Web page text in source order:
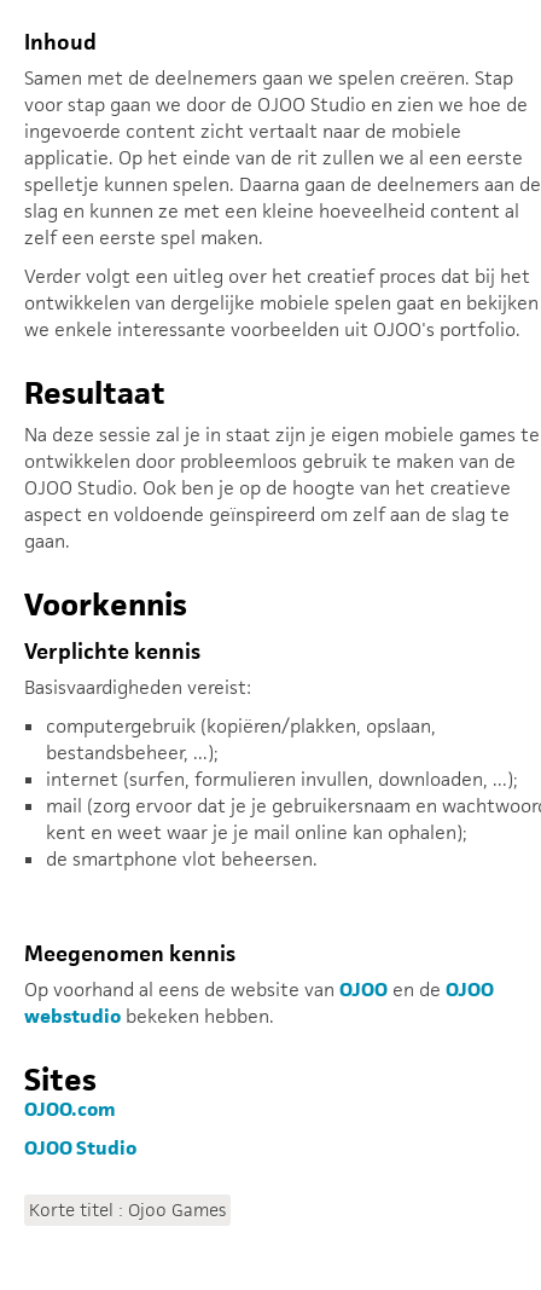
Inhoud
Samen met de deelnemers gaan we spelen creëren. Stap
voor stap gaan we door de OJOO Studio en zien we hoe de
ingevoerde content zicht vertaalt naar de mobiele
applicatie. Op het einde van de rit zullen we al een eerste
spelletje kunnen spelen. Daarna gaan de deelnemers aan de
slag en kunnen ze met een kleine hoeveelheid content al
zelf een eerste spel maken.
Verder volgt een uitleg over het creatief proces dat bij het
ontwikkelen van dergelijke mobiele spelen gaat en bekijken
we enkele interessante voorbeelden uit OJOO's portfolio.
Resultaat
Na deze sessie zal je in staat zijn je eigen mobiele games te
ontwikkelen door probleemloos gebruik te maken van de
OJOO Studio. Ook ben je op de hoogte van het creatieve
aspect en voldoende geïnspireerd om zelf aan de slag te
gaan.
Voorkennis
Verplichte kennis
Basisvaardigheden vereist:
computergebruik (kopiëren/plakken, opslaan,
bestandsbeheer, ...);
internet (surfen, formulieren invullen, downloaden, ...);
mail (zorg ervoor dat je je gebruikersnaam en
kent en weet waar je je mail online kan ophalen);
de smartphone vlot beheersen.
Meegenomen kennis
Op voorhand al eens de website van OJOO en de OJOO
webstudio bekeken hebben.
Sites
OJOO.com
OJOO Studio
Korte titel : Ojoo Games